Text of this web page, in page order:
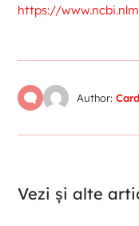
https://
Author:
Vezi și alte